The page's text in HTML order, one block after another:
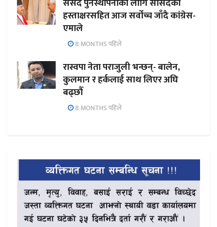
हस्ताक्षरसहित आज सर्वोच्च जाँदै कांग्रेस-
एमाले
8 MONTHS पहिले
रास्वपा नेता पराजुली भन्छन्- बालेन,
कुलमान र हर्कलाई साथ लिएर अघि
बढ्छौँ
8 MONTHS पहिले